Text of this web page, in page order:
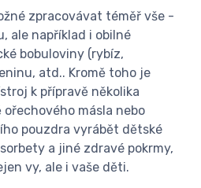
zpracovávat téměř vše -
ale například i obilné
bobuloviny (rybíz,
atd.. Kromě toho je
k přípravě několika
másla nebo
pouzdra vyrábět dětské
a jiné zdravé pokrmy,
vy, ale i vaše děti.